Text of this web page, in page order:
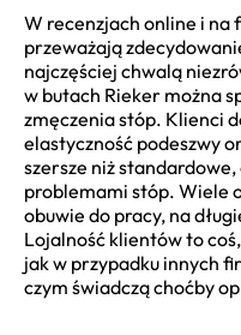
W recenzjach online i
przeważają
najczęściej chwalą
w butach Rieker można
zmęczenia stóp. Klienci
elastyczność podeszwy
szersze niż
problemami stóp. Wiele
obuwie do pracy, na
Lojalność klientów to
jak w przypadku innych
czym świadczą choćby